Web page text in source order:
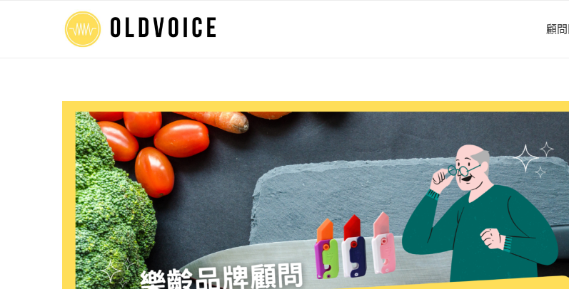
顧